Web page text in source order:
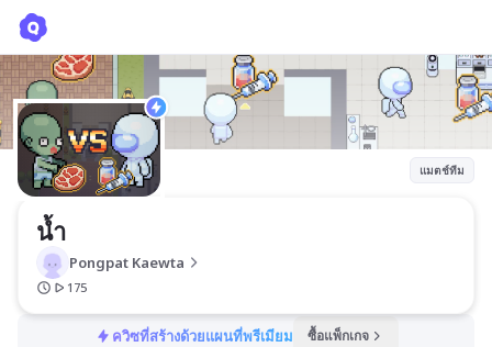
แมตช์ทีม
น้ำ
Pongpat Kaewta
175
ควิซที่สร้างด้วยแผนที่พรีเมียม ซื้อแพ็กเกจ